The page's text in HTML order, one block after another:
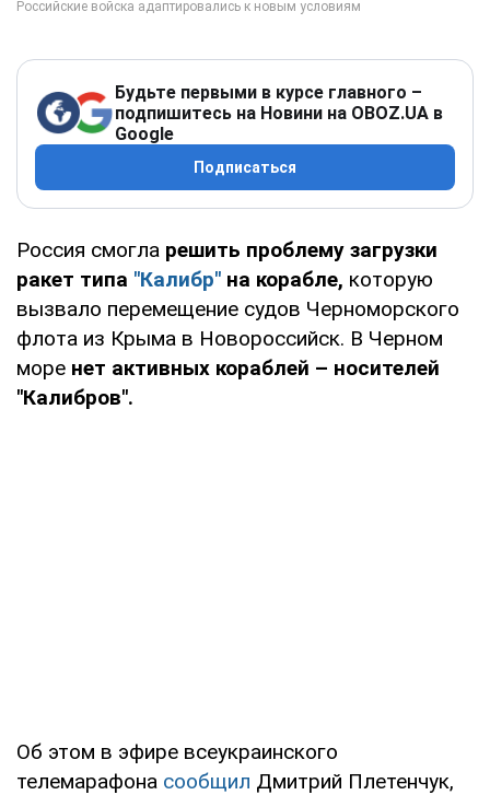
Будьте первыми в курсе главного –
подпишитесь на Новини на OBOZ.UA в
Google
Подписаться
Россия смогла решить проблему загрузки
ракет типа "Калибр" на корабле, которую
вызвало перемещение судов Черноморского
флота из Крыма в Новороссийск. В Черном
море нет активных кораблей – носителей
"Калибров".
Об этом в эфире всеукраинского
телемарафона сообщил Дмитрий Плетенчук,